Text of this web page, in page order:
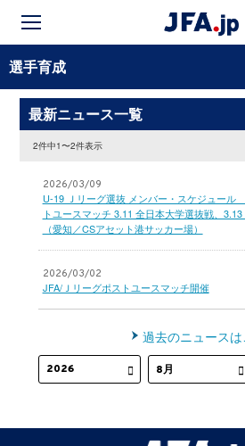
選手育成
最新ニュース一覧
2件中1〜2件表示
2026/03/09
U-19 Ｊリーグ選抜 メンバー・スケジュール
トユースマッチ 3.11 全日本大学選抜戦、
（愛知／CSアセット港サッカー場）
2026/03/02
JFA/Ｊリーグポストユースマッチ開催
過去のニュースは